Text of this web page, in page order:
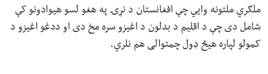
ملګري ملتونه وايي چې افغانستان د نړۍ په هغو لسو هیوادونو کې
شامل دی چې د اقلیم د بدلون د اغیزو سره مخ دی او ددغو اغیزو د
کمولو لپاره هیڅ ډول چمتوالی هم نلري.